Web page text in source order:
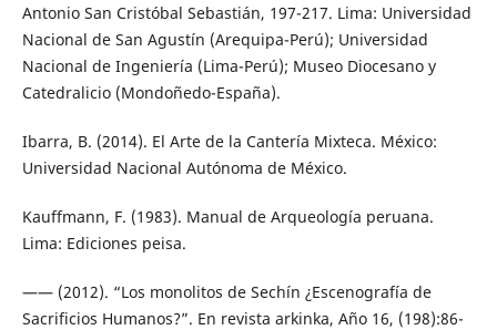
Antonio San Cristóbal Sebastián, 197-217. Lima: Universidad
Nacional de San Agustín (Arequipa-Perú); Universidad
Nacional de Ingeniería (Lima-Perú); Museo Diocesano y
Catedralicio (Mondoñedo-España).
Ibarra, B. (2014). El Arte de la Cantería Mixteca. México:
Universidad Nacional Autónoma de México.
Kauffmann, F. (1983). Manual de Arqueología peruana.
Lima: Ediciones peisa.
—— (2012). “Los monolitos de Sechín ¿Escenografía de
Sacrificios Humanos?”. En revista arkinka, Año 16, (198):86-